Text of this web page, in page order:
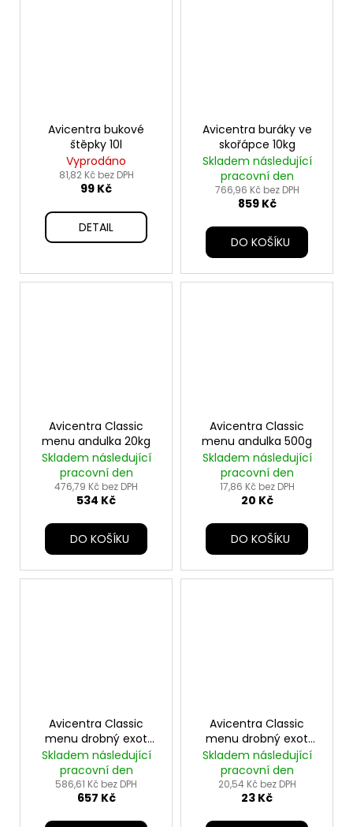
Avicentra bukové
štěpky 10l
Vyprodáno
81,82 Kč bez DPH
99 Kč
DETAIL
Avicentra buráky ve
skořápce 10kg
Skladem následující
pracovní den
766,96 Kč bez DPH
859 Kč
DO KOŠÍKU
Avicentra Classic
menu andulka 20kg
Skladem následující
pracovní den
476,79 Kč bez DPH
534 Kč
DO KOŠÍKU
Avicentra Classic
menu andulka 500g
Skladem následující
pracovní den
17,86 Kč bez DPH
20 Kč
DO KOŠÍKU
Avicentra Classic
menu drobný exot
20kg
Skladem následující
pracovní den
586,61 Kč bez DPH
657 Kč
Avicentra Classic
menu drobný exot
500g
Skladem následující
pracovní den
20,54 Kč bez DPH
23 Kč